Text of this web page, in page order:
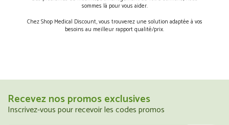
sommes là pour vous aider.
Chez Shop Medical Discount, vous trouverez une solution adaptée à vos
besoins au meilleur rapport qualité/prix.
Recevez nos promos exclusives
Inscrivez-vous pour recevoir les codes promos